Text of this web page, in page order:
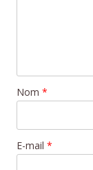
Nom *
E-mail *